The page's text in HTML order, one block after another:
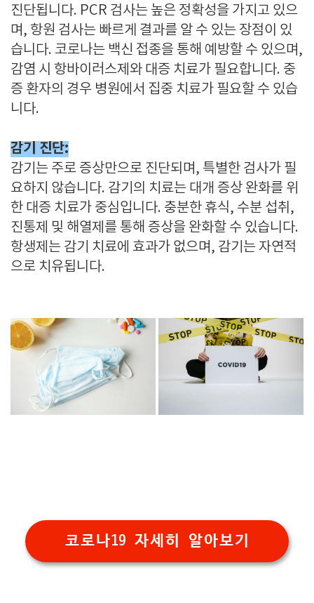
진단됩니다. PCR 검사는 높은 정확성을 가지고 있으
며, 항원 검사는 빠르게 결과를 알 수 있는 장점이 있
습니다. 코로나는 백신 접종을 통해 예방할 수 있으며,
감염 시 항바이러스제와 대증 치료가 필요합니다. 중
증 환자의 경우 병원에서 집중 치료가 필요할 수 있습
니다.
감기 진단:
감기는 주로 증상만으로 진단되며, 특별한 검사가 필
요하지 않습니다. 감기의 치료는 대개 증상 완화를 위
한 대증 치료가 중심입니다. 충분한 휴식, 수분 섭취,
진통제 및 해열제를 통해 증상을 완화할 수 있습니다.
항생제는 감기 치료에 효과가 없으며, 감기는 자연적
으로 치유됩니다.
코로나19 자세히 알아보기